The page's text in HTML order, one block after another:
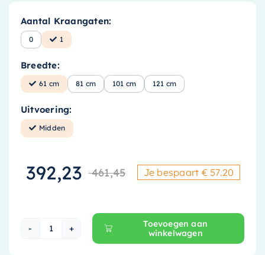
Aantal Kraangaten:
0 1
Breedte:
61 cm 81 cm 101 cm 121 cm
Uitvoering:
Midden
461,45
392,23 Huidige prijs
Je bespaart € 57.20
Brauer Aurora Wastafel - 61 cm x 46 cm - 1
Toevoegen aan
winkelwagen